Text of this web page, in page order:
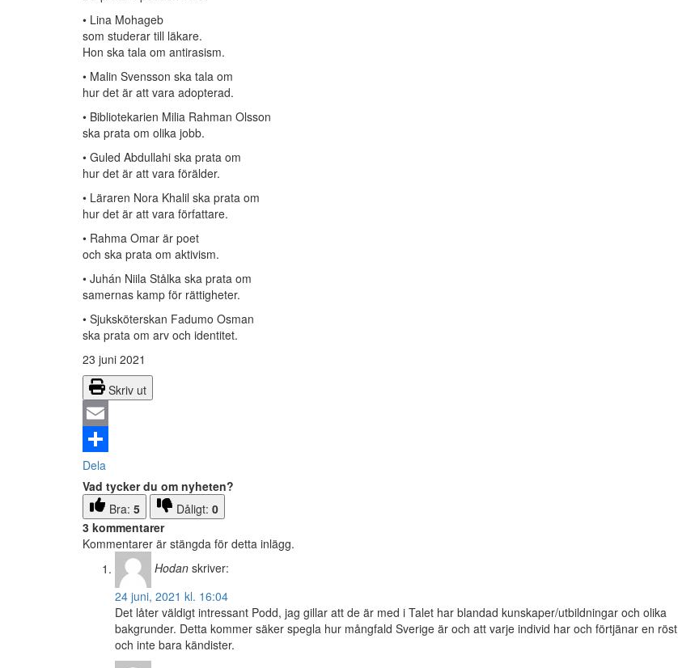
• Lina Mohageb
som studerar till läkare.
Hon ska tala om antirasism.
• Malin Svensson ska tala om
hur det är att vara adopterad.
• Bibliotekarien Milia Rahman Olsson
ska prata om olika jobb.
• Guled Abdullahi ska prata om
hur det är att vara förälder.
• Läraren Nora Khalil ska prata om
hur det är att vara författare.
• Rahma Omar är poet
och ska prata om aktivism.
• Juhán Niila Stålka ska prata om
samernas kamp för rättigheter.
• Sjuksköterskan Fadumo Osman
ska prata om arv och identitet.
23 juni 2021
Skriv ut
Email
Dela
Vad tycker du om nyheten?
Bra: 5 Dåligt: 0
3 kommentarer
Kommentarer är stängda för detta inlägg.
Hodan skriver:
24 juni, 2021 kl. 16:04
Det låter väldigt intressant Podd, jag gillar att de är med i Talet har blandad kunskaper/utbildningar och olika
bakgrunder. Detta kommer säker spegla hur mångfald Sverige är och att varje individ har och förtjänar en röst
och inte bara kändister.